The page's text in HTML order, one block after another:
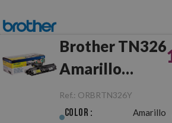
Brother TN326
Amarillo
Original
Ref.: ORBRTN326Y
Color : Amarillo